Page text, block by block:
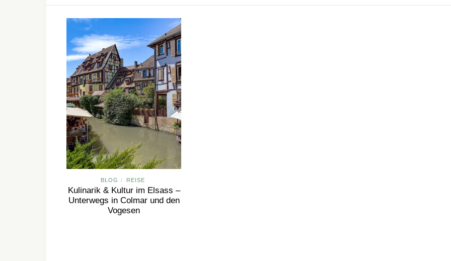
BLOG / REISE
Kulinarik & Kultur im Elsass –
Unterwegs in Colmar und den
Vogesen